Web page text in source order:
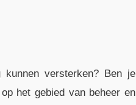
versterken? Ben je
het gebied van beheer en